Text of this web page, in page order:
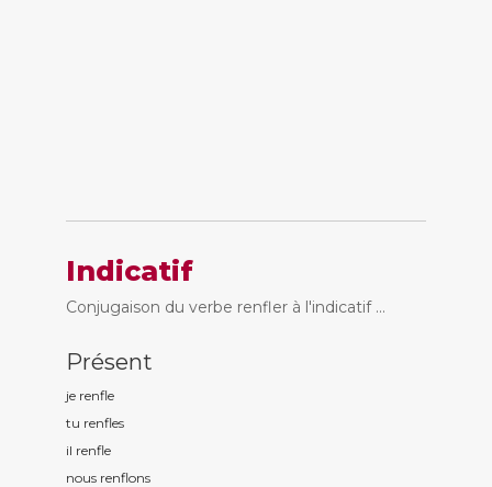
Indicatif
Conjugaison du verbe renfler à l'indicatif ...
Présent
je renfle
tu renfles
il renfle
nous renflons